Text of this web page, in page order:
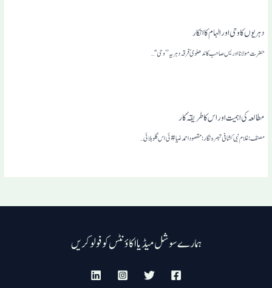
دہریوں کا وحی اور الہام کا انکار
حضرت مولانا ادریس صاحب کاندھلوی ؒ فرقہ دہریہ ’’وحی‘‘…
مطالعہ کی اہمیت اور اس کا طریقہٴ کار
مصنف: غلام نبی کشافی تبصرہ نگار: مقصوداحمدضیا#ئی اس گلوبلائی…
ہمارے سوشل میڈیا اکاؤنٹس کو فولو کریں